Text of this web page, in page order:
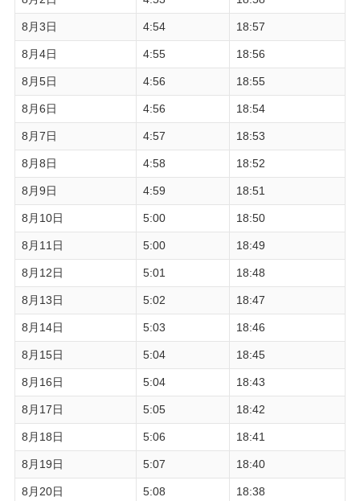
8月3日 4:54 18:57
8月4日 4:55 18:56
8月5日 4:56 18:55
8月6日 4:56 18:54
8月7日 4:57 18:53
8月8日 4:58 18:52
8月9日 4:59 18:51
8月10日 5:00 18:50
8月11日 5:00 18:49
8月12日 5:01 18:48
8月13日 5:02 18:47
8月14日 5:03 18:46
8月15日 5:04 18:45
8月16日 5:04 18:43
8月17日 5:05 18:42
8月18日 5:06 18:41
8月19日 5:07 18:40
8月20日 5:08 18:38